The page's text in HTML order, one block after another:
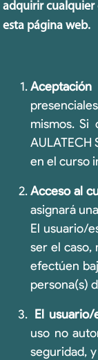
adquirir cualquier
esta página web.
mismos.
en el curso
Acceso al
asignará
El usuario/
ser el caso,
efectúen
persona(s)
El
uso no
seguridad,